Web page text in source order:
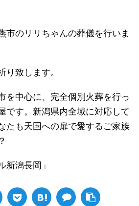
市のリリちゃんの葬儀を行いま
り致します。
を中心に、完全個別火葬を行っ
です。新潟県内全域に対応して
たも天国への扉で愛するご家族
新潟長岡」